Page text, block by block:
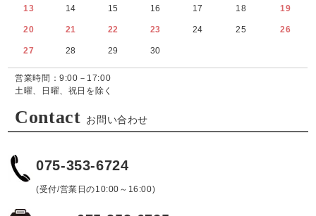
13 14 15 16 17 18 19
20 21 22 23 24 25 26
27 28 29 30
営業時間：9:00－17:00
土曜、日曜、祝日を除く
Contact お問い合わせ
075-353-6724
(受付/営業日の10:00～16:00)